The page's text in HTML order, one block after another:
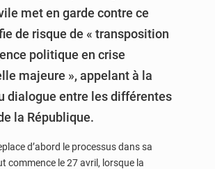
met en garde contre ce
de risque de « transposition
politique en crise
majeure », appelant à la
dialogue entre les différentes
la République.
d’abord le processus dans sa
commence le 27 avril, lorsque la